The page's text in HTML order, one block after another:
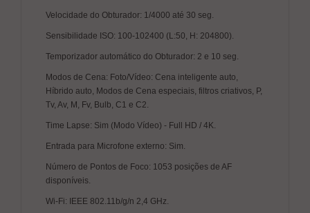
Velocidade do Obturador: 1/4000 até 30 seg.
Sensibilidade ISO: 100-102400 (L:50, H: 204800).
Temporizador automático do Obturador: 2 e 10 seg.
Modos de Cena: Foto/Vídeo: Cena inteligente auto,
Híbrido auto, Modos de Cena especiais, filtros criativos, P,
Tv, Av, M, Fv, Bulb, C1 e C2.
Time Lapse: Sim (Modo Vídeo) - Full HD / 4K.
Entrada para Microfone externo: Sim.
Número de Pontos de Foco: 1053 posições de AF
disponíveis.
Wi-Fi: IEEE 802.11b/g/n 2,4 GHz.